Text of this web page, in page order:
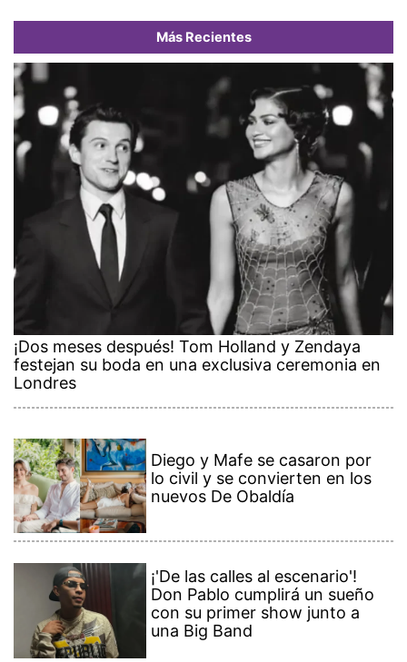
Más Recientes
¡Dos meses después! Tom Holland y Zendaya
festejan su boda en una exclusiva ceremonia en
Londres
Diego y Mafe se casaron por
lo civil y se convierten en los
nuevos De Obaldía
¡'De las calles al escenario'!
Don Pablo cumplirá un sueño
con su primer show junto a
una Big Band